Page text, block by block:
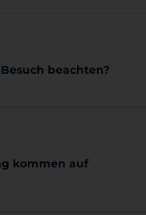
beachten?
kommen auf